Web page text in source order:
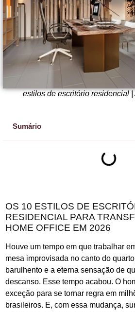
estilos de escritório residencial
Sumário
OS 10 ESTILOS DE
RESIDENCIAL PARA
HOME OFFICE EM 2026
Houve um tempo em que trabalhar
mesa improvisada no canto do
barulhento e a eterna sensação de
descanso. Esse tempo acabou. O
exceção para se tornar regra em
brasileiros. E, com essa mudança,